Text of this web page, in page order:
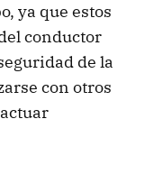
ya que estos
conductor
de la
con otros